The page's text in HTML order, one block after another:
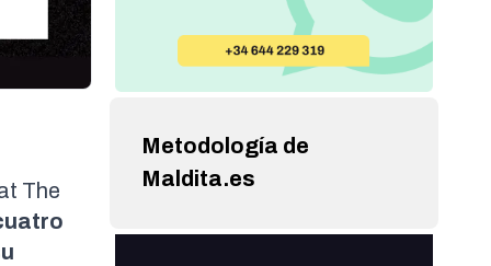
The
Metodología de
Maldita.es